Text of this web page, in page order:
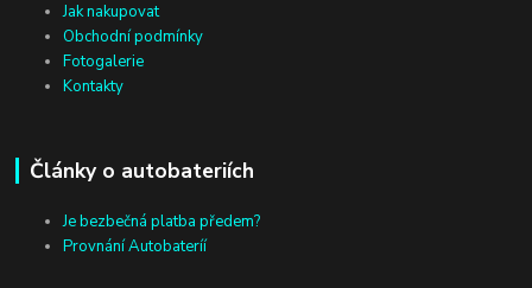
Jak nakupovat
Obchodní podmínky
Fotogalerie
Kontakty
Články o autobateriích
Je bezbečná platba předem?
Provnání Autobateríí